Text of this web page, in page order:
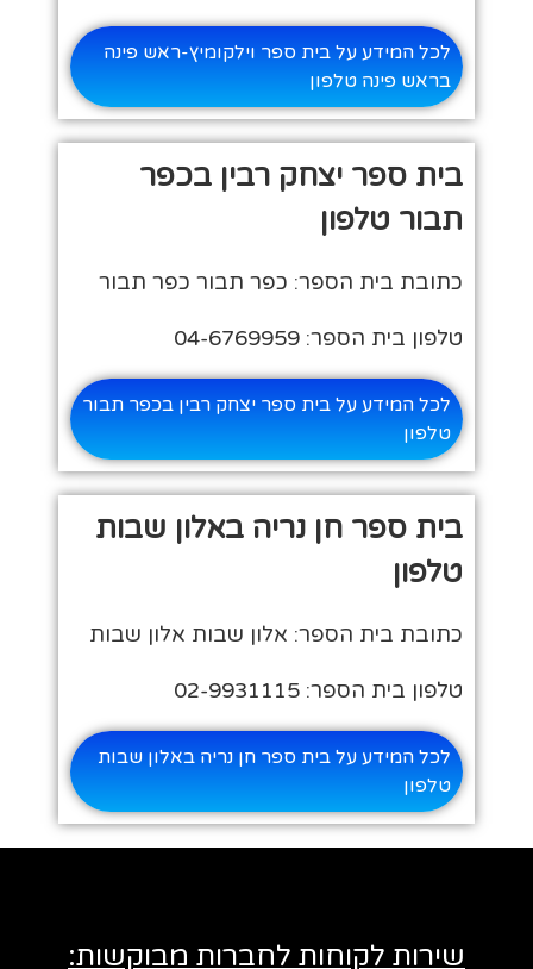
לכל המידע על בית ספר וילקומיץ-ראש פינה
בראש פינה טלפון
בית ספר יצחק רבין בכפר
תבור טלפון
כתובת בית הספר: כפר תבור כפר תבור
טלפון בית הספר: 04-6769959
לכל המידע על בית ספר יצחק רבין בכפר תבור
טלפון
בית ספר חן נריה באלון שבות
טלפון
כתובת בית הספר: אלון שבות אלון שבות
טלפון בית הספר: 02-9931115
לכל המידע על בית ספר חן נריה באלון שבות
טלפון
שירות לקוחות לחברות מבוקשות: